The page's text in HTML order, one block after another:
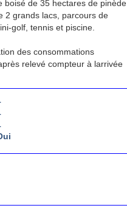
boisé de 35 hectares de pinède
2 grands lacs, parcours de
golf, tennis et piscine.
des consommations
relevé compteur à larrivée